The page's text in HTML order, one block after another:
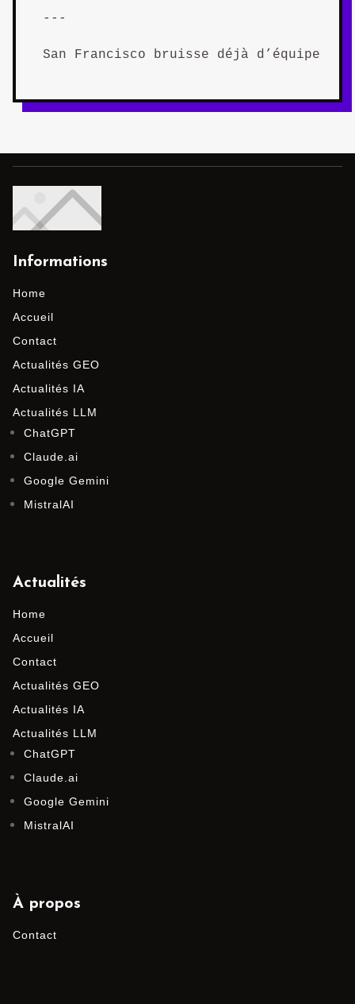
---
San Francisco bruisse déjà d’équipes
Informations
Home
Accueil
Contact
Actualités GEO
Actualités IA
Actualités LLM
ChatGPT
Claude.ai
Google Gemini
MistralAI
Actualités
Home
Accueil
Contact
Actualités GEO
Actualités IA
Actualités LLM
ChatGPT
Claude.ai
Google Gemini
MistralAI
À propos
Contact